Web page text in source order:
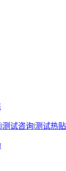
|测试咨询|测试热贴